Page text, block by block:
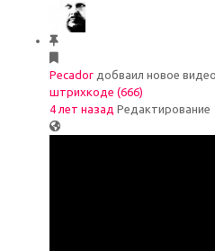
Pecador добваил новое видео,
штрихкоде (666)
4 лет назад Редактирование